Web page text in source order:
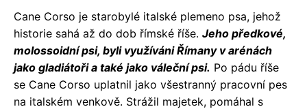
Cane Corso je starobylé italské plemeno psa, jehož
historie sahá až do dob římské říše. Jeho předkové,
molossoidní psi, byli využíváni Římany v arénách
jako gladiátoři a také jako váleční psi. Po pádu říše
se Cane Corso uplatnil jako všestranný pracovní pes
na italském venkově. Strážil majetek, pomáhal s